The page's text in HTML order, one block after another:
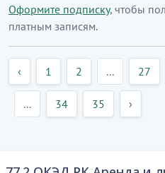
Оформите подписку, чтобы
платным записям.
‹ 1 2 ... 27
... 34 35 ›